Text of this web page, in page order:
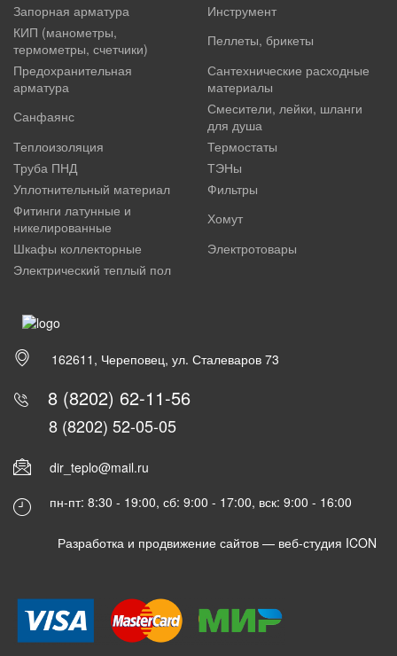
Запорная арматура
Инструмент
КИП (манометры,
термометры, счетчики)
Пеллеты, брикеты
Предохранительная
арматура
Сантехнические расходные
материалы
Санфаянс
Смесители, лейки, шланги
для душа
Теплоизоляция
Термостаты
Труба ПНД
ТЭНы
Уплотнительный материал
Фильтры
Фитинги латунные и
никелированные
Хомут
Шкафы коллекторные
Электротовары
Электрический теплый пол
162611, Череповец, ул. Сталеваров 73
8 (8202) 62-11-56
8 (8202) 52-05-05
dir_teplo@mail.ru
пн-пт: 8:30 - 19:00, сб: 9:00 - 17:00, вск: 9:00 - 16:00
Разработка и продвижение сайтов — веб-студия ICON